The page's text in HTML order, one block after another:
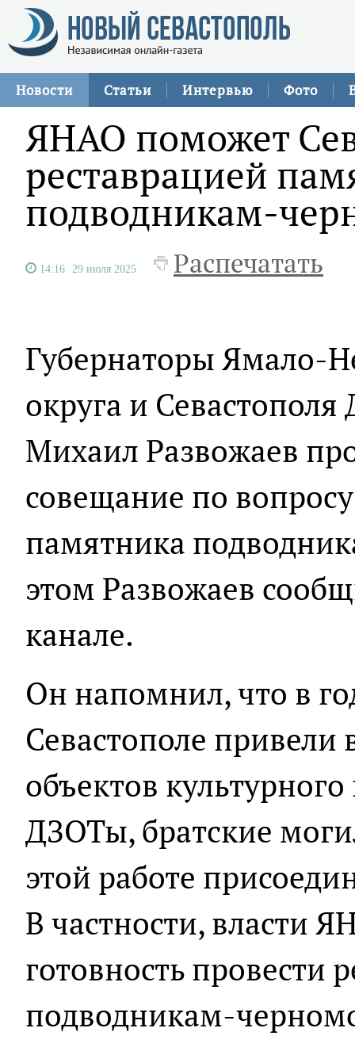
Новости Статьи Интервью Фото
ЯНАО поможет
реставрацией
подводникам-
14:16 29 июля 2025 Распечатать
Губернаторы Ямало-
округа и
Михаил Развожаев
совещание по
памятника
этом Развожаев
канале.
Он напомнил, что в
Севастополе привели
объектов
ДЗОТы, братские
этой работе
В частности, власти
готовность провести
подводникам-